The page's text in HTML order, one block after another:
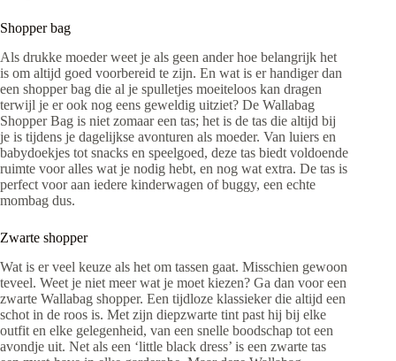
Shopper bag
Als drukke moeder weet je als geen ander hoe belangrijk het
is om altijd goed voorbereid te zijn. En wat is er handiger dan
een shopper bag die al je spulletjes moeiteloos kan dragen
terwijl je er ook nog eens geweldig uitziet? De Wallabag
Shopper Bag is niet zomaar een tas; het is de tas die altijd bij
je is tijdens je dagelijkse avonturen als moeder. Van luiers en
babydoekjes tot snacks en speelgoed, deze tas biedt voldoende
ruimte voor alles wat je nodig hebt, en nog wat extra. De tas is
perfect voor aan iedere kinderwagen of buggy, een echte
mombag dus.
Zwarte shopper
Wat is er veel keuze als het om tassen gaat. Misschien gewoon
teveel. Weet je niet meer wat je moet kiezen? Ga dan voor een
zwarte Wallabag shopper. Een tijdloze klassieker die altijd een
schot in de roos is. Met zijn diepzwarte tint past hij bij elke
outfit en elke gelegenheid, van een snelle boodschap tot een
avondje uit. Net als een ‘little black dress’ is een zwarte tas